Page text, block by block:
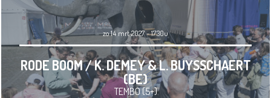
zo 14 mrt 2027 - 17.30u
RODE BOOM / K. DEMEY & L. BUYSSCHAERT
(BE)
TEMBO (5+)